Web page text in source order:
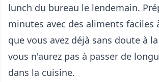
lunch du bureau le lendemain.
minutes avec des aliments faciles
que vous avez déjà sans doute à
vous n'aurez pas à passer de
dans la cuisine.